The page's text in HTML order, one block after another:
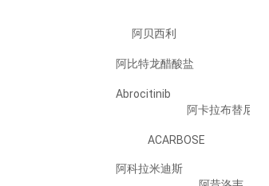
阿贝西利
阿比特龙醋酸盐
Abrocitinib
阿卡拉布替尼
ACARBOSE
阿科拉米迪斯